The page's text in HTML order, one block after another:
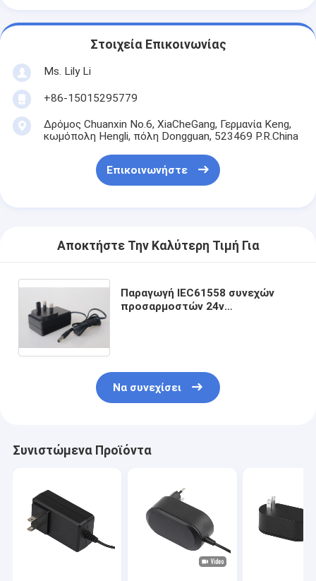
Στοιχεία Επικοινωνίας
Ms. Lily Li
+86-15015295779
Δρόμος Chuanxin No.6, XiaCheGang, Γερμανία Keng,
κωμόπολη Hengli, πόλη Dongguan, 523469 P.R.China
Επικοινωνήστε
Αποκτήστε Την Καλύτερη Τιμή Για
Παραγωγή IEC61558 συνεχών
προσαρμοστών 24v
Να συνεχίσει
Συνιστώμενα Προϊόντα